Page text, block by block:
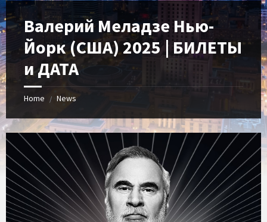
Валерий Меладзе Нью-
Йорк (США) 2025 | БИЛЕТЫ
и ДАТА
Home / News